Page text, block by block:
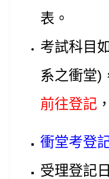
表。
考試科目
系之衝堂)
前往登記
衝堂考登
受理登記